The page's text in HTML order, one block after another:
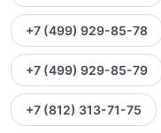
+7 (499) 929-85-78
+7 (499) 929-85-79
+7 (812) 313-71-75